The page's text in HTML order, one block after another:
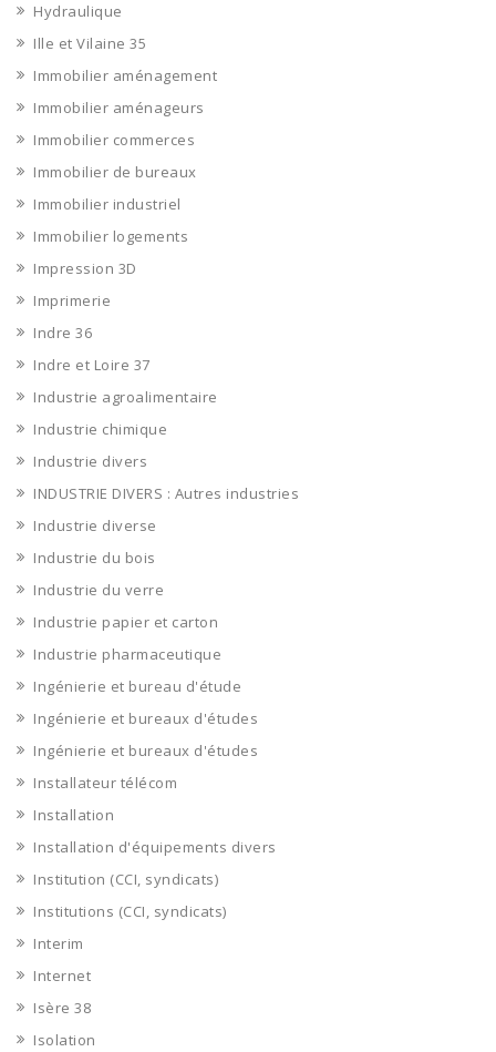
Hydraulique
Ille et Vilaine 35
Immobilier aménagement
Immobilier aménageurs
Immobilier commerces
Immobilier de bureaux
Immobilier industriel
Immobilier logements
Impression 3D
Imprimerie
Indre 36
Indre et Loire 37
Industrie agroalimentaire
Industrie chimique
Industrie divers
INDUSTRIE DIVERS : Autres industries
Industrie diverse
Industrie du bois
Industrie du verre
Industrie papier et carton
Industrie pharmaceutique
Ingénierie et bureau d'étude
Ingénierie et bureaux d'études
Ingénierie et bureaux d'études
Installateur télécom
Installation
Installation d'équipements divers
Institution (CCI, syndicats)
Institutions (CCI, syndicats)
Interim
Internet
Isère 38
Isolation